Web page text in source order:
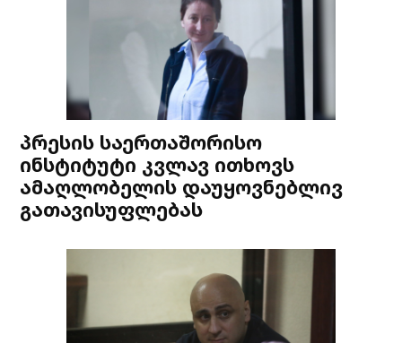
პრესის საერთაშორისო
ინსტიტუტი კვლავ ითხოვს
ამაღლობელის დაუყოვნებლივ
გათავისუფლებას